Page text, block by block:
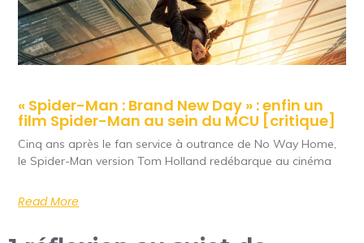
« Spider-Man : Brand New Day » : enfin un
film Spider-Man au sein du MCU [critique]
Cinq ans après le fan service à outrance de No Way Home,
le Spider-Man version Tom Holland redébarque au cinéma
Read More